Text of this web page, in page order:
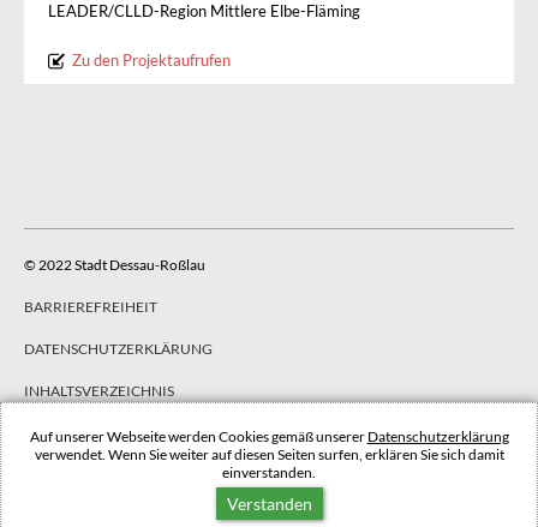
Auf unserer Webseite werden Cookies gemäß unserer Datenschutzerklärung
verwendet. Wenn Sie weiter auf diesen Seiten surfen, erklären Sie sich damit
einverstanden.
Verstanden
LEADER/CLLD-Region Mittlere Elbe-Fläming
Zu den Projektaufrufen
© 2022 Stadt Dessau-Roßlau
BARRIEREFREIHEIT
DATENSCHUTZERKLÄRUNG
INHALTSVERZEICHNIS
IMPRESSUM
NACH OBEN